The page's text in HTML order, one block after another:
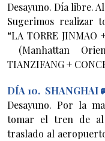
Desayuno. Día libre.
Sugerimos realizar
“LA TORRE JINMAO
(Manhattan
TIANZIFANG +
DÍA 10. SHANGHAI
Desayuno. Por la
tomar el tren de
traslado al